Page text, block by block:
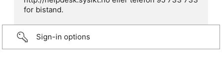
for bistand.
Sign-in options